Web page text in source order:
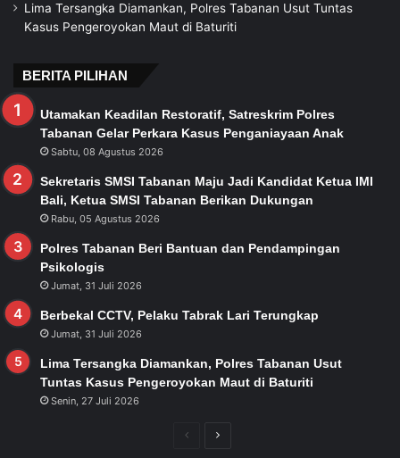
Lima Tersangka Diamankan, Polres Tabanan Usut Tuntas
Kasus Pengeroyokan Maut di Baturiti
BERITA PILIHAN
Utamakan Keadilan Restoratif, Satreskrim Polres
Tabanan Gelar Perkara Kasus Penganiayaan Anak
Sabtu, 08 Agustus 2026
Sekretaris SMSI Tabanan Maju Jadi Kandidat Ketua IMI
Bali, Ketua SMSI Tabanan Berikan Dukungan
Rabu, 05 Agustus 2026
Polres Tabanan Beri Bantuan dan Pendampingan
Psikologis
Jumat, 31 Juli 2026
Berbekal CCTV, Pelaku Tabrak Lari Terungkap
Jumat, 31 Juli 2026
Lima Tersangka Diamankan, Polres Tabanan Usut
Tuntas Kasus Pengeroyokan Maut di Baturiti
Senin, 27 Juli 2026
PreviousNext